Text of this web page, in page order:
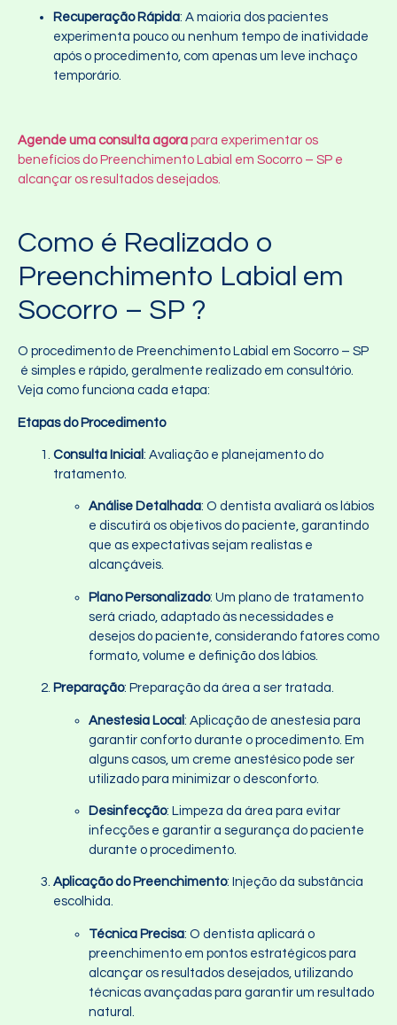
Recuperação Rápida: A maioria dos pacientes
experimenta pouco ou nenhum tempo de inatividade
após o procedimento, com apenas um leve inchaço
temporário.
Agende uma consulta agora para experimentar os
benefícios do Preenchimento Labial em Socorro – SP e
alcançar os resultados desejados.
Como é Realizado o
Preenchimento Labial em
Socorro – SP ?
O procedimento de Preenchimento Labial em Socorro – SP
é simples e rápido, geralmente realizado em consultório.
Veja como funciona cada etapa:
Etapas do Procedimento
Consulta Inicial : Avaliação e planejamento do
tratamento.
Análise Detalhada: O dentista avaliará os lábios
e discutirá os objetivos do paciente, garantindo
que as expectativas sejam realistas e
alcançáveis.
Plano Personalizado: Um plano de tratamento
será criado, adaptado às necessidades e
desejos do paciente, considerando fatores como
formato, volume e definição dos lábios.
Preparação: Preparação da área a ser tratada.
Anestesia Local : Aplicação de anestesia para
garantir conforto durante o procedimento. Em
alguns casos, um creme anestésico pode ser
utilizado para minimizar o desconforto.
Desinfecção: Limpeza da área para evitar
infecções e garantir a segurança do paciente
durante o procedimento.
Aplicação do Preenchimento: Injeção da substância
escolhida.
Técnica Precisa: O dentista aplicará o
preenchimento em pontos estratégicos para
alcançar os resultados desejados, utilizando
técnicas avançadas para garantir um resultado
natural.